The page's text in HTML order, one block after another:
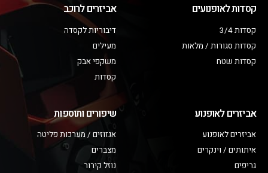
קסדות לאופנועים
קסדות 3/4
קסדות סגורות / מלאות
קסדות שטח
אביזרים לרוכב
דיבוריות לקסדה
מעילים
משקפי אבק
קסדות
אביזרים לאופנוע
אביזרים לאופנוע
איתותים / וינקרים
גריפים
שיפורים ותוספות
אגזוזים / מערכות פליטה
מצברים
נוזל קירור